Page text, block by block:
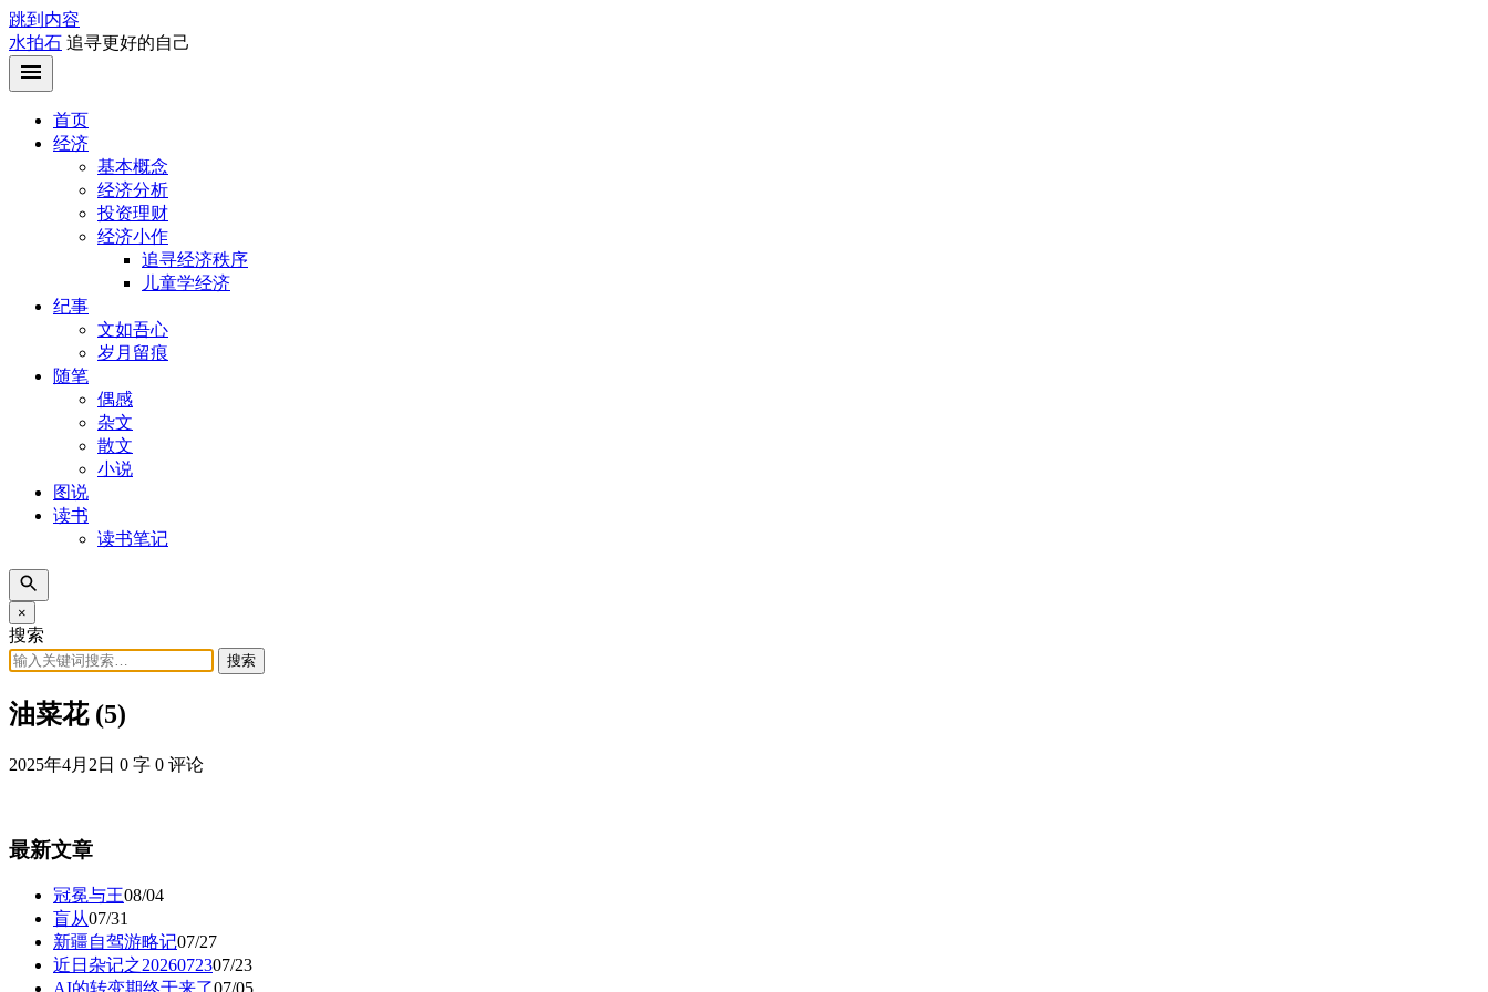
跳到内容
水拍石 追寻更好的自己
首页
经济
基本概念
经济分析
投资理财
经济小作
追寻经济秩序
儿童学经济
纪事
文如吾心
岁月留痕
随笔
偶感
杂文
散文
小说
图说
读书
读书笔记
×
搜索
搜索
油菜花 (5)
2025年4月2日 0 字 0 评论
最新文章
冠冕与王08/04
盲从07/31
新疆自驾游略记07/27
近日杂记之2026072307/23